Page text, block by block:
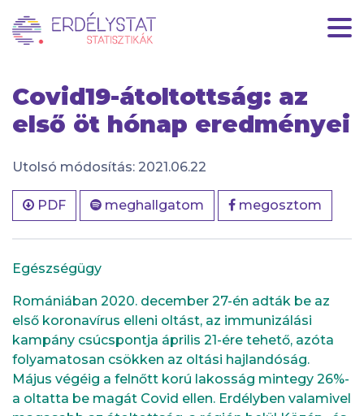
Covid19-átoltottság: az
első öt hónap eredményei
Utolsó módosítás: 2021.06.22
PDF meghallgatom megosztom
Egészségügy
Romániában 2020. december 27-én adták be az
első koronavírus elleni oltást, az immunizálási
kampány csúcspontja április 21-ére tehető, azóta
folyamatosan csökken az oltási hajlandóság.
Május végéig a felnőtt korú lakosság mintegy 26%-
a oltatta be magát Covid ellen. Erdélyben valamivel